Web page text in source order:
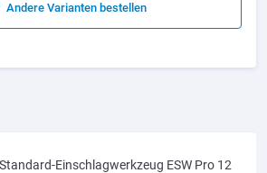
Andere Varianten bestellen
Einschlagwerkzeug ESW Pro 12